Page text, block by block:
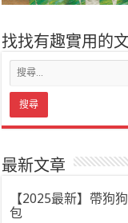
找找有趣實用的
最新文章
【2025最新】帶狗
包